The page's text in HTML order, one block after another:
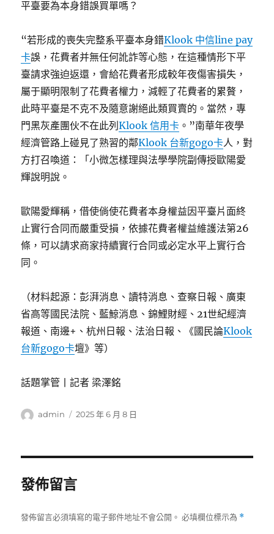
平臺要為本身錯誤買單嗎？
“若形成的喪失完整系平臺本身錯Klook 中信line pay
卡誤，花費者并無任何訛詐等心態，在這種情形下平
臺請求強迫返還，會給花費者形成較年夜傷害損失，
屬于顯明限制了花費者權力，減輕了花費者的累贅，
此時平臺是不克不及隨意謝絕此類買賣的。當然，專
門黑灰產團伙不在此列Klook 信用卡 。”南華年夜學
經濟管路上碰見了熟習的鄰Klook 台新gogo卡人，對
方打召喚道：「小微怎樣理與法學學院副傳授歐陽愛
輝說明說。
歐陽愛輝稱，借使倘使花費者本身權益因平臺片面終
止實行合同而嚴重受損，依據花費者權益維護法第26
條，可以請求商家持續實行合同或必定水平上實行合
同。
（材料起源：彭湃消息、讀特消息、查察日報、廣東
省高等國民法院、藍鯨消息、錦鯉財經、21世紀經濟
報道、南邊+、杭州日報、法治日報、《國民論Klook
台新gogo卡壇》等）
話題掌管丨記者 梁澤銘
作
admin
發
2025 年 6 月 8 日
發佈留言
發佈留言必須填寫的電子郵件地址不會公開。 必填欄位標示為 *